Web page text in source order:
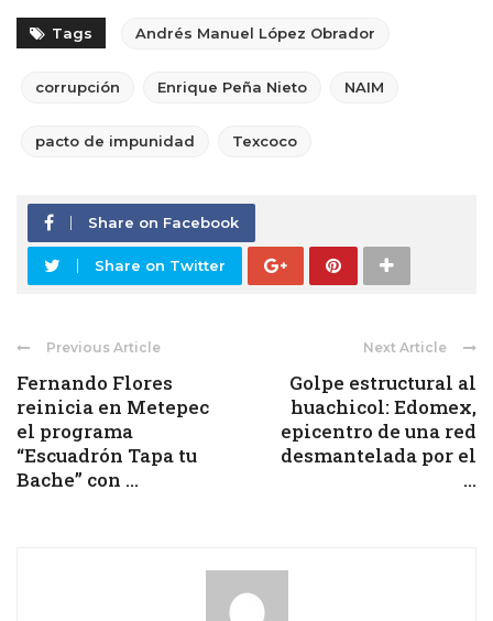
Tags Andrés Manuel López Obrador
corrupción Enrique Peña Nieto NAIM
pacto de impunidad Texcoco
Share on Facebook
Share on Twitter
Previous Article
Fernando Flores
reinicia en Metepec
el programa
“Escuadrón Tapa tu
Bache” con ...
Next Article
Golpe estructural al
huachicol: Edomex,
epicentro de una red
desmantelada por el
...